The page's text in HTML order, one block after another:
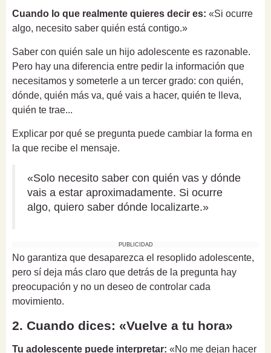
Cuando lo que realmente quieres decir es: «Si ocurre
algo, necesito saber quién está contigo.»
Saber con quién sale un hijo adolescente es razonable.
Pero hay una diferencia entre pedir la información que
necesitamos y someterle a un tercer grado: con quién,
dónde, quién más va, qué vais a hacer, quién te lleva,
quién te trae...
Explicar por qué se pregunta puede cambiar la forma en
la que recibe el mensaje.
«Solo necesito saber con quién vas y dónde
vais a estar aproximadamente. Si ocurre
algo, quiero saber dónde localizarte.»
PUBLICIDAD
No garantiza que desaparezca el resoplido adolescente,
pero sí deja más claro que detrás de la pregunta hay
preocupación y no un deseo de controlar cada
movimiento.
2. Cuando dices: «Vuelve a tu hora»
Tu adolescente puede interpretar: «No me dejan hacer